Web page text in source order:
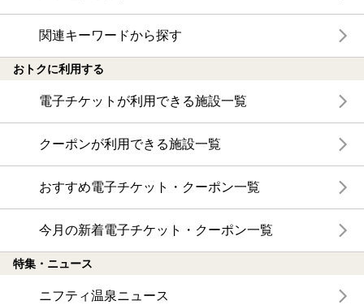
関連キーワードから探す
おトクに利用する
電子チケットが利用できる施設一覧
クーポンが利用できる施設一覧
おすすめ電子チケット・クーポン一覧
今月の新着電子チケット・クーポン一覧
特集・ニュース
ニフティ温泉ニュース